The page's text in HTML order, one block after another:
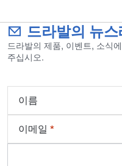
드라발의 뉴
드라발의 제품, 이벤트, 소식
주십시오.
이름
이메일 *